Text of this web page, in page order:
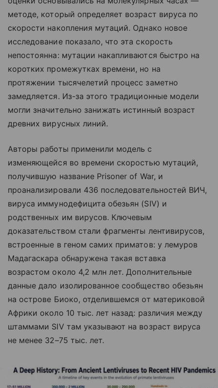
методе, который определяет возраст вируса по
скорости накопления мутаций. Однако новое
исследование показало, что эта скорость
непостоянна: мутации накапливаются быстро на
коротких промежутках времени, но на
протяжении тысячелетий процесс заметно
замедляется. Из-за этого традиционные модели
могли значительно занижать истинный возраст
древних вирусных линий.
Авторы работы применили модель с
изменяющейся во времени скоростью мутаций,
получившую название Prisoner of War, и
проанализировали 436 последовательностей ВИЧ,
вируса иммунодефицита обезьян (SIV) и
родственных им вирусов. Ключевым
доказательством стали фрагменты лентивирусов,
встроенные в геном самих приматов: у лемуров
Мадагаскара обнаружена такая вставка
возрастом около 4,2 млн лет. Дополнительные
данные дало изолированное сообщество обезьян
на острове Биоко, отделившемся от материковой
Африки около 10 тыс. лет назад: различия между
штаммами SIV там указывают на возраст вируса
не менее 32–75 тыс. лет.